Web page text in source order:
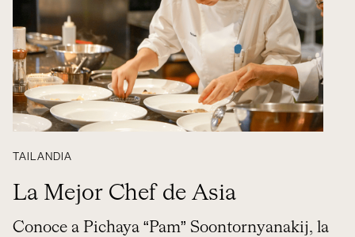
TAILANDIA
La Mejor Chef de Asia
Conoce a Pichaya “Pam” Soontornyanakij, la